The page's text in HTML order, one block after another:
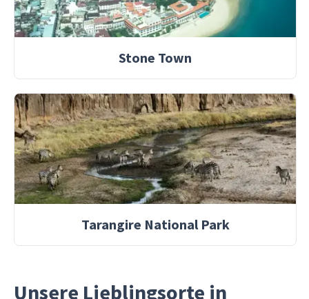
Stone Town
Tarangire National Park
Unsere Lieblingsorte in